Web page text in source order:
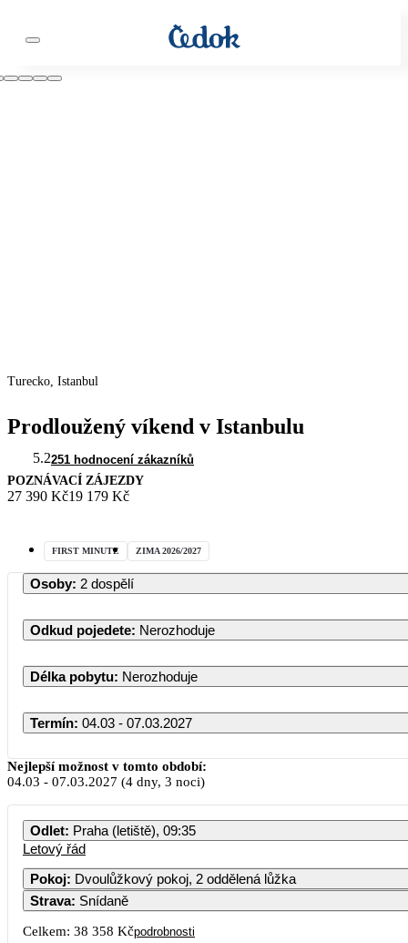
Turecko, Istanbul
Prodloužený víkend v Istanbulu
5.2251 hodnocení zákazníků
POZNÁVACÍ ZÁJEZDY
27 390 Kč19 179 Kč
FIRST MINUTE ZIMA 2026/2027
Osoby: 2 dospělí
Odkud pojedete: Nerozhoduje
Délka pobytu: Nerozhoduje
Termín: 04.03 - 07.03.2027
Nejlepší možnost v tomto období:
04.03 - 07.03.2027 (4 dny, 3 noci)
Odlet: Praha (letiště), 09:35
Letový řád
Pokoj: Dvoulůžkový pokoj, 2 oddělená lůžka
Strava: Snídaně
Celkem: 38 358 Kčpodrobnosti